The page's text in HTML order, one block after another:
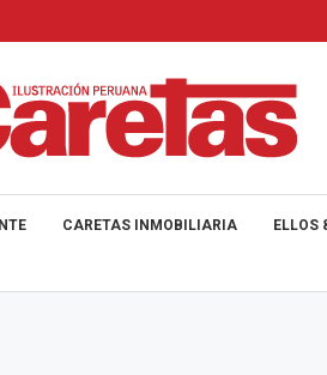
CARETAS INMOBILIARIA ELLOS